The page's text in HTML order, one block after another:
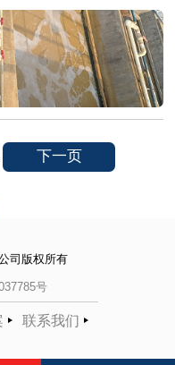
下一页
司 版权所有
号
联系我们